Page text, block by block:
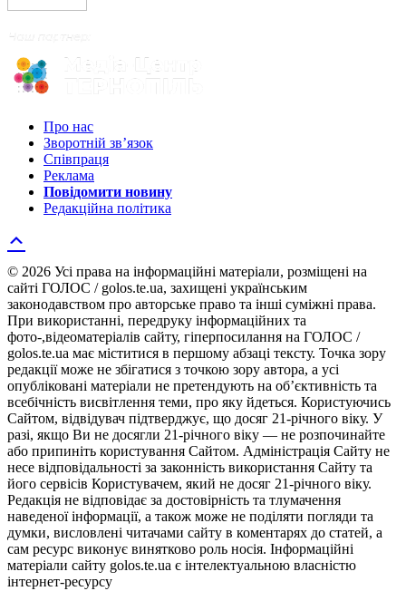
Про нас
Зворотній зв’язок
Співпраця
Реклама
Повідомити новину
Редакційна політика
© 2026 Усі права на інформаційні матеріали, розміщені на
сайті ГОЛОС / golos.te.ua, захищені українським
законодавством про авторське право та інші суміжні права.
При використанні, передруку інформаційних та
фото-,відеоматеріалів сайту, гіперпосилання на ГОЛОС /
golos.te.ua має міститися в першому абзаці тексту. Точка зору
редакції може не збігатися з точкою зору автора, а усі
опубліковані матеріали не претендують на об’єктивність та
всебічність висвітлення теми, про яку йдеться. Користуючись
Сайтом, відвідувач підтверджує, що досяг 21-річного віку. У
разі, якщо Ви не досягли 21-річного віку — не розпочинайте
або припиніть користування Сайтом. Адміністрація Сайту не
несе відповідальності за законність використання Сайту та
його сервісів Користувачем, який не досяг 21-річного віку.
Редакція не відповідає за достовірність та тлумачення
наведеної інформації, а також може не поділяти погляди та
думки, висловлені читачами сайту в коментарях до статей, а
сам ресурс виконує винятково роль носія. Інформаційні
матеріали сайту golos.te.ua є інтелектуальною власністю
інтернет-ресурсу